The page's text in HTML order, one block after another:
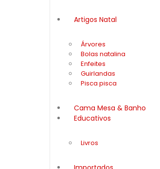
Artigos Natal
Árvores
Bolas natalina
Enfeites
Guirlandas
Pisca pisca
Cama Mesa & Banho
Educativos
Livros